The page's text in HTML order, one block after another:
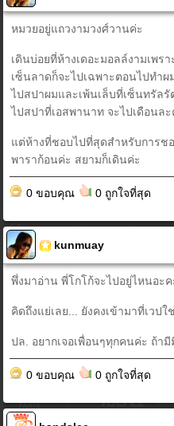
หมวยอยู่แถวงามวงศ์วานค่ะ
เดินบ่อยที่ห้างเดอะมอลล์งามเพร
เซ็นลาดก็จะไปเฉพาะตอนไปทำ
ไปสปาผมและเพ้นเล็บที่เซ็นทรัล
ไปสปาที่เอสพานาท จะไปเดือนละ
แต่ห้างที่ชอบไปที่สุดสำหรับการช
พาราก้อนค่ะ สยามก็เดินค่ะ
0 ขอบคุณ 0 ถูกใจที่สุด
kunmuay
พึ่งมาอ่าน พี่โกโก้จะไปอยู่ไหนอะค
คิดถึงแย่เลย... ยังคงเข้ามาที่เวป
ปล. อยากเจอเพื่อนๆทุกคนค่ะ ถ้า
0 ขอบคุณ 0 ถูกใจที่สุด